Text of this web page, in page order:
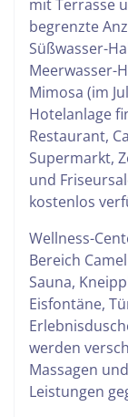
mit Terrasse
begrenzte
Süßwasser-
Meerwasser-
Mimosa (im
Hotelanlage
Restaurant,
Supermarkt,
und
kostenlos
Wellness-
Bereich
Sauna,
Eisfontäne,
werden
Massagen
Leistungen